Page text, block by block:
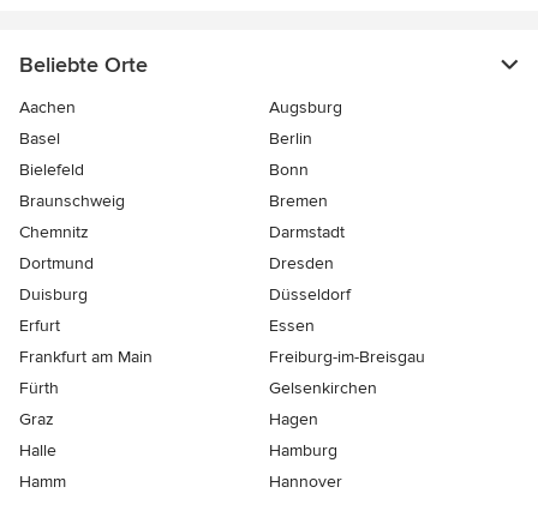
Beliebte Orte
Aachen
Augsburg
Basel
Berlin
Bielefeld
Bonn
Braunschweig
Bremen
Chemnitz
Darmstadt
Dortmund
Dresden
Duisburg
Düsseldorf
Erfurt
Essen
Frankfurt am Main
Freiburg-im-Breisgau
Fürth
Gelsenkirchen
Graz
Hagen
Halle
Hamburg
Hamm
Hannover